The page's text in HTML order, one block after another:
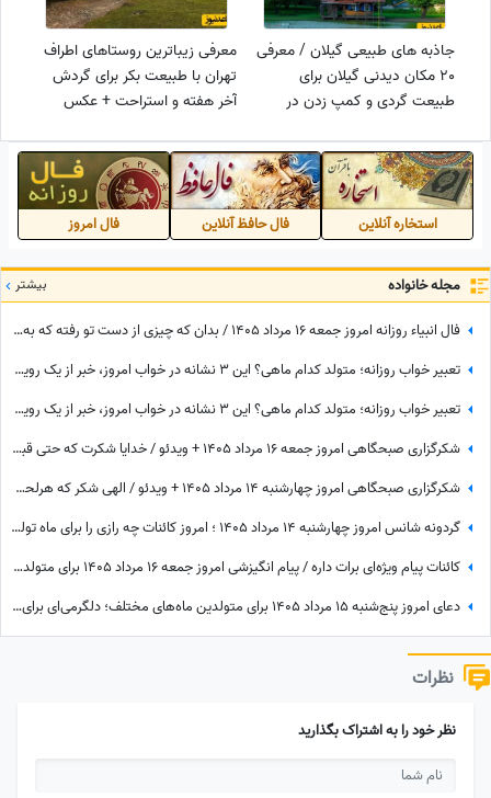
جاذبه های طبیعی گیلان / معرفی
20 مکان دیدنی گیلان برای
طبیعت گردی و کمپ زدن در
معرفی زیباترین روستاهای اطراف
تهران با طبیعت بکر برای گردش
آخر هفته و استراحت + عکس
استخاره آنلاین فال حافظ آنلاین فال امروز
مجله خانواده بیشتر
فال انبیاء روزانه امروز جمعه 16 مرداد 1405 / بدان که چیزی از دست تو رفته که به سبب آن غم و اندوه می‌خوری، اما ...
تعبیر خواب روزانه؛ متولد کدام ماهی؟ این 3 نشانه در خواب امروز، خبر از یک رویداد بزرگ می‌دهند! / پنج‌شنبه 15 مرداد 1405
تعبیر خواب روزانه؛ متولد کدام ماهی؟ این 3 نشانه در خواب امروز، خبر از یک رویداد بزرگ می‌دهند! / چهارشنبه 14 مرداد 1405
شکرگزاری صبحگاهی امروز جمعه 16 مرداد 1405 + ویدئو / خدایا شکرت که حتی قبل از رسیدن آرزوهایم، آرامشِ ایمان به اجابت را در دلم قرار دادی
شکرگزاری صبحگاهی امروز چهارشنبه 14 مرداد 1405 + ویدئو / الهی شکر که هرلحظه هوامو داشتی؛ حتی لحظاتی که خودم خودمو فراموش کرده بودم
گردونه شانس امروز چهارشنبه 14 مرداد 1405 ؛ امروز کائنات چه رازی را برای ماه تولد تو فاش کرده؟
کائنات پیام ویژه‌ای برات داره / پیام انگیزشی امروز جمعه 16 مرداد 1405 برای متولدین فروردین تا اسفند: امروز زمان درخشیدن توست + ویدئو
دعای امروز پنج‌شنبه 15 مرداد 1405 برای متولدین ماه‌های مختلف؛ دلگرمی‌ای برای هر کس که در آرزوها و نیازهای زندگی مانده است
نظرات
نظر خود را به اشتراک بگذارید